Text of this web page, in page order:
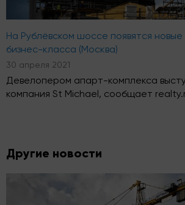
На Рублёвском шоссе появятся
бизнес-класса (Москва)
30 апреля 2021
Девелопером апарт-комплекса
компания St Michael, сообщает
Другие новости